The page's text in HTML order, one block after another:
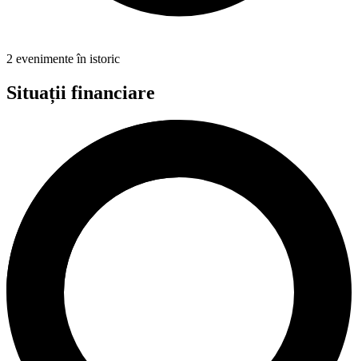
2 evenimente în istoric
Situații financiare